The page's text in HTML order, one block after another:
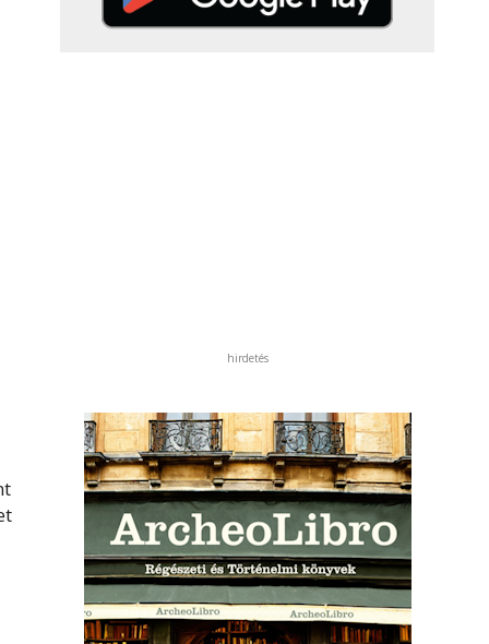
hirdetés